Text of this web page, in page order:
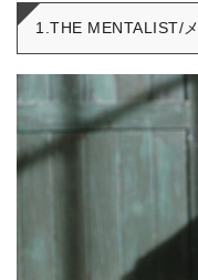
1.THE MENTALIST/